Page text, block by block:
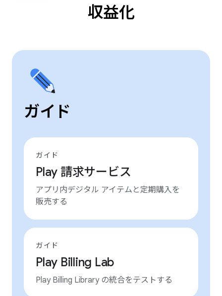
収益化
ガイド
ガイド
Play 請求サービス
アプリ内デジタル アイテムと定期購入を
販売する
ガイド
Play Billing Lab
Play Billing Library の統合をテストする